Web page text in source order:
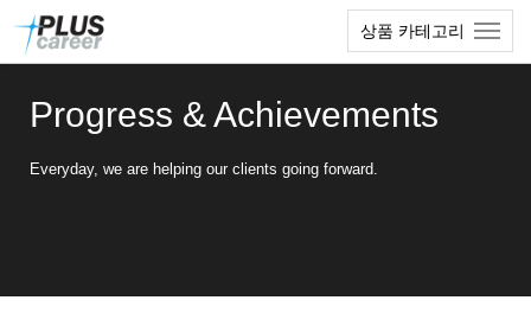
상품 카테고리
Progress & Achievements
Everyday, we are helping our clients going forward.